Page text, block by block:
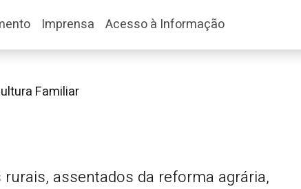
Imprensa Acesso à Informação
Familiar
assentados da reforma agrária,